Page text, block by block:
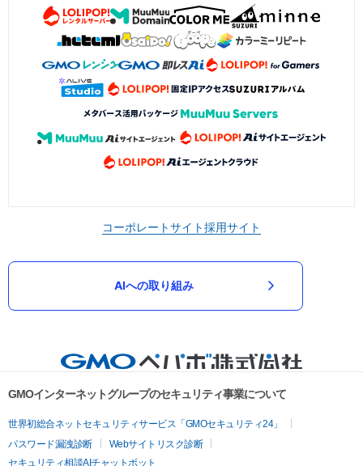
コーポレートサイト採用サイト
AIへの取り組み
GMOインターネットグループのセキュリティ事業について
世界初総合ネットセキュリティサービス「GMOセキュリティ24」
パスワード漏洩診断
Webサイトリスク診断
セキュリティ相談AIチャットボット